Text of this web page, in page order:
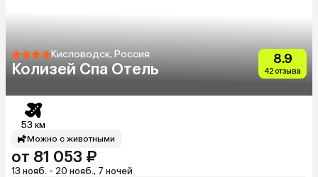
Кисловодск, Россия
Колизей Спа Отель
8.9
42 отзыва
53 км
Можно с животными
от 81 053 ₽
13 нояб. - 20 нояб., 7 ночей